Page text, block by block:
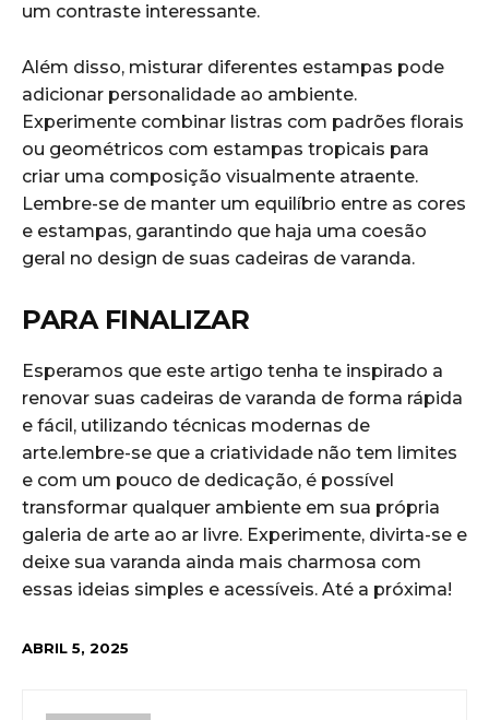
um contraste ⁣interessante.
Além disso, misturar diferentes estampas pode
adicionar ⁤personalidade ​ao​ ambiente.
Experimente combinar listras com padrões florais
ou geométricos com estampas tropicais para
criar uma composição⁣ visualmente atraente.
Lembre-se de‌ manter ‌um equilíbrio entre as cores
e​ estampas, garantindo que ​haja uma coesão‌
geral ⁢no⁤ design ⁣de suas cadeiras de‍ varanda.
PARA FINALIZAR
Esperamos que este artigo​ tenha ⁢te‌ inspirado a
renovar suas cadeiras de varanda de‍ forma rápida
e fácil, utilizando técnicas​ modernas de
arte.lembre-se que a criatividade não tem limites‍
e com um pouco de dedicação, é possível
transformar qualquer ambiente em sua própria
galeria de arte ao⁤ ar livre. ⁣Experimente, divirta-se​ e
deixe ​sua ‍varanda ainda ⁤mais charmosa ​com‌
essas ideias simples e ‌acessíveis.‍ Até a próxima!
ABRIL 5, 2025